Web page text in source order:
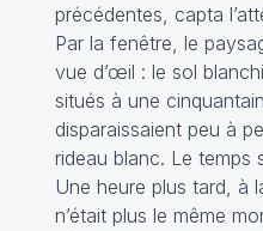
précédentes, capta
Par la fenêtre, le
vue d’œil : le sol
situés à une
disparaissaient peu à
rideau blanc. Le temps
Une heure plus tard, à
n’était plus le même